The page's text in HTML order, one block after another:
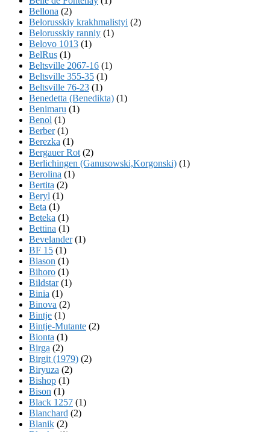
Bellona (2)
Belorusskiy krakhmalistyi (2)
Belorusskiy ranniy (1)
Belovo 1013 (1)
BelRus (1)
Beltsville 2067-16 (1)
Beltsville 355-35 (1)
Beltsville 76-23 (1)
Benedetta (Benedikta) (1)
Benimaru (1)
Benol (1)
Berber(1)
Berezka (1)
Bergauer Rot (2)
Berlichingen (Ganusowski,Korgonski) (1)
Berolina (1)
Bertita (2)
Beryl (1)
Beta (1)
Beteka (1)
Bettina (1)
Bevelander(1)
BF 15 (1)
Biason (1)
Bihoro (1)
Bildstar(1)
Binia (1)
Binova (2)
Bintje (1)
Bintje-Mutante (2)
Bionta (1)
Birga (2)
Birgit (1979) (2)
Biryuza (2)
Bishop (1)
Bison (1)
Black 1257 (1)
Blanchard (2)
Blanik (2)